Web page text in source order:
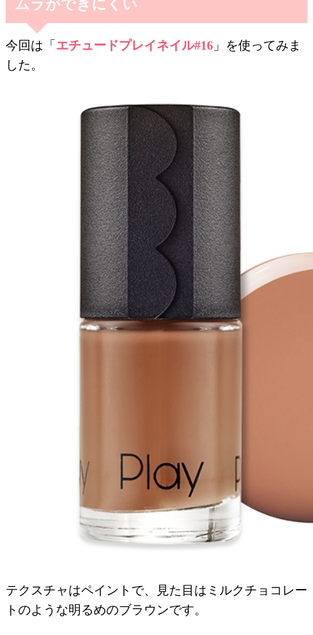
ムラができにくい
今回は「 エチュードプレイネイル#16 」を使ってみま
した。
テクスチャはペイントで、見た目はミルクチョコレー
トのような明るめのブラウンです。